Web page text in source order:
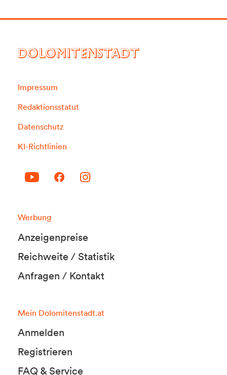
DOLOMITENSTADT
Impressum
Redaktionsstatut
Datenschutz
KI-Richtlinien
Werbung
Anzeigenpreise
Reichweite / Statistik
Anfragen / Kontakt
Mein Dolomitenstadt.at
Anmelden
Registrieren
FAQ & Service